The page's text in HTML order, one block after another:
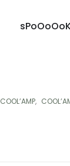
COOL’AMP,